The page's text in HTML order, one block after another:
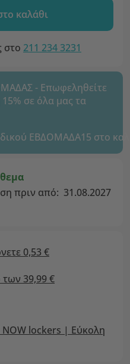
καλάθι
στο 211 234 3231
- Επωφεληθείτε
σε όλα μας τα
ΕΒΔΟΜΑΔΑ15 στο
πριν από: 31.08.2027
0,53 €
39,99 €
NOW lockers | Εύκολη